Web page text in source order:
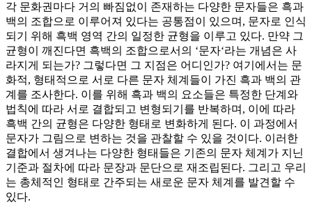
각 문화권마다 거의 빠짐없이 존재하는 다양한 문자들은 흑과
백의 조합으로 이루어져 있다는 공통점이 있으며, 문자로 인식
되기 위해 흑백 영역 간의 일정한 균형을 이루고 있다. 만약 그
균형이 깨진다면 흑백의 조합으로서의 ‘문자‘라는 개념은 사
라지게 되는가? 그렇다면 그 지점은 어디인가? 여기에서는 문
화적, 형태적으로 서로 다른 문자 체계들이 가진 흑과 백의 관
계를 조사한다. 이를 위해 흑과 백의 요소들은 특정한 단계와
법칙에 따라 서로 결합되고 변형되기를 반복하며, 이에 따라
흑백 간의 균형은 다양한 형태로 변화하게 된다. 이 과정에서
문자가 그림으로 변하는 것을 관찰할 수 있을 것이다. 이러한
결합에서 생겨나는 다양한 형태들은 기존의 문자 체계가 지닌
기준과 절차에 따라 문장과 문단으로 재조립된다. 그리고 우리
는 총체적인 형태로 간주되는 새로운 문자 체계를 발견할 수
있다.